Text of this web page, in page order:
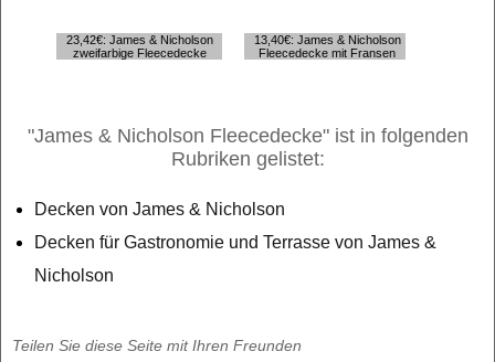
23,42€: James & Nicholson
zweifarbige Fleecedecke
13,40€: James & Nicholson
Fleecedecke mit Fransen
"James & Nicholson Fleecedecke" ist in folgenden
Rubriken gelistet:
Decken von James & Nicholson
Decken für Gastronomie und Terrasse von James &
Nicholson
Teilen Sie diese Seite mit Ihren Freunden